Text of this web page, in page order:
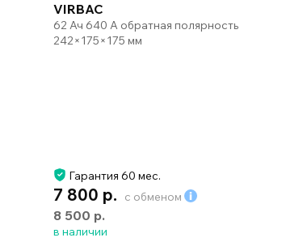
VIRBAC
62 Ач 640 А обратная полярность
242×175×175 мм
Гарантия 60 мес.
7 800 р. с обменом
8 500 р.
в наличии